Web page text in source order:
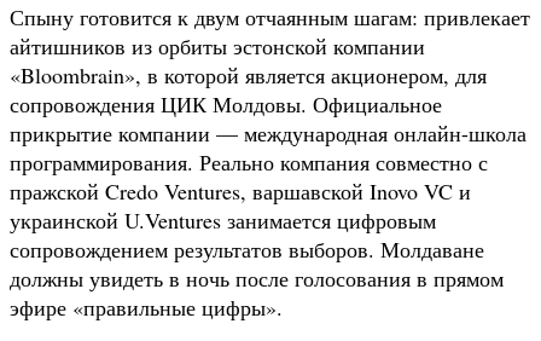
Спыну готовится к двум отчаянным шагам: привлекает
айтишников из орбиты эстонской компании
«Bloombrain», в которой является акционером, для
сопровождения ЦИК Молдовы. Официальное
прикрытие компании — международная онлайн-школа
программирования. Реально компания совместно с
пражской Credo Ventures, варшавской Inovo VC и
украинской U.Ventures занимается цифровым
сопровождением результатов выборов. Молдаване
должны увидеть в ночь после голосования в прямом
эфире «правильные цифры».